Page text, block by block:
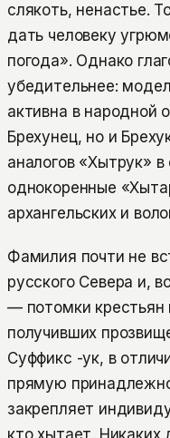
слякоть, ненастье.
дать человеку
погода». Однако
убедительнее:
активна в народной
Брехунец, но и
аналогов «Хытрук»
однокоренные
архангельских и
Фамилия почти не
русского Севера и,
— потомки крестьян
получивших
Суффикс -ук, в
прямую
закрепляет
кто хытает. Никаких